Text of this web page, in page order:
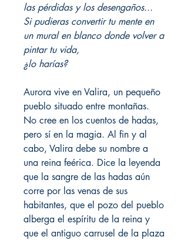
las pérdidas y los desengaños...
Si pudieras convertir tu mente en
un mural en blanco donde volver a
pintar tu vida,
¿lo harías?
Aurora vive en Valira, un pequeño
pueblo situado entre montañas.
No cree en los cuentos de hadas,
pero sí en la magia. Al fin y al
cabo, Valira debe su nombre a
una reina feérica. Dice la leyenda
que la sangre de las hadas aún
corre por las venas de sus
habitantes, que el pozo del pueblo
alberga el espíritu de la reina y
que el antiguo carrusel de la plaza